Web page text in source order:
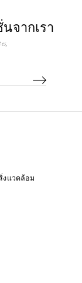
จากเรา
งแวดล้อม